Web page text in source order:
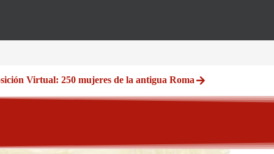
Virtual: 250 mujeres de la antigua Roma